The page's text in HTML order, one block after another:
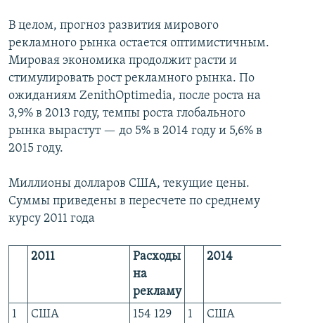
В целом, прогноз развития мирового
рекламного рынка остается оптимистичным.
Мировая экономика продолжит расти и
стимулировать рост рекламного рынка. По
ожиданиям ZenithOptimedia, после роста на
3,9% в 2013 году, темпы роста глобального
рынка вырастут — до 5% в 2014 году и 5,6% в
2015 году.
Миллионы долларов США, текущие цены.
Суммы приведены в пересчете по среднему
курсу 2011 года
2011
Расходы
на
рекламу
2014
1
США 154 129 1 США